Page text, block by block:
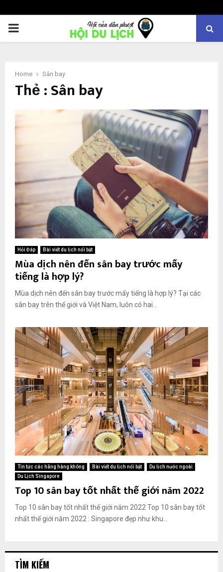
PRIMARY
Home Sân bay
Thẻ : Sân bay
Hỏi Đáp Bài viết du lịch nổi bật
Mùa dịch nên đến sân bay trước mấy
tiếng là hợp lý?
Mùa dịch nên đến sân bay trước mấy tiếng là hợp lý? Tại các
sân bay trên thế giới và Việt Nam, luôn có hai...
Tin tức các hãng hàng không Bài viết du lịch nổi bật
Du lịch nước ngoài
Du Lịch Singapore
Top 10 sân bay tốt nhất thế giới năm 2022
Top 10 sân bay tốt nhất thế giới năm 2022 Top 10 sân bay tốt
nhất thế giới năm 2022 : Singapore đẹp như khu...
TÌM KIẾM